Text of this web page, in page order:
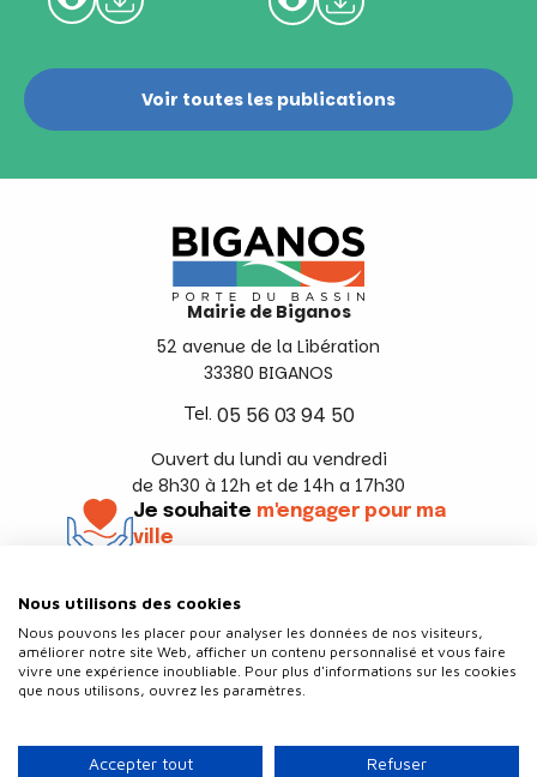
Voir toutes les publications
Mairie de Biganos
52 avenue de la Libération
33380 BIGANOS
Tel. 05 56 03 94 50
Ouvert du lundi au vendredi
de 8h30 à 12h et de 14h a 17h30
Je souhaite m'engager pour ma
ville
Suivez-nous
Politique de confidentialité
Nous utilisons des cookies
Nous pouvons les placer pour analyser les données de nos visiteurs,
améliorer notre site Web, afficher un contenu personnalisé et vous faire
vivre une expérience inoubliable. Pour plus d'informations sur les cookies
que nous utilisons, ouvrez les paramètres.
Accepter tout Refuser